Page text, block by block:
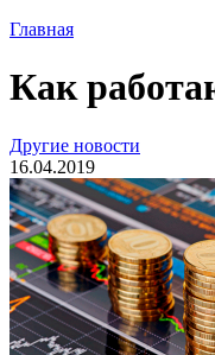
Главная
Как
Другие новости
16.04.2019